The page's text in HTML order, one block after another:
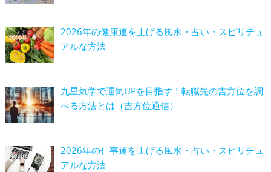
2026年の健康運を上げる風水・占い・スピリチュ
アルな方法
九星気学で運気UPを目指す！転職先の吉方位を調
べる方法とは（吉方位通信）
2026年の仕事運を上げる風水・占い・スピリチュ
アルな方法